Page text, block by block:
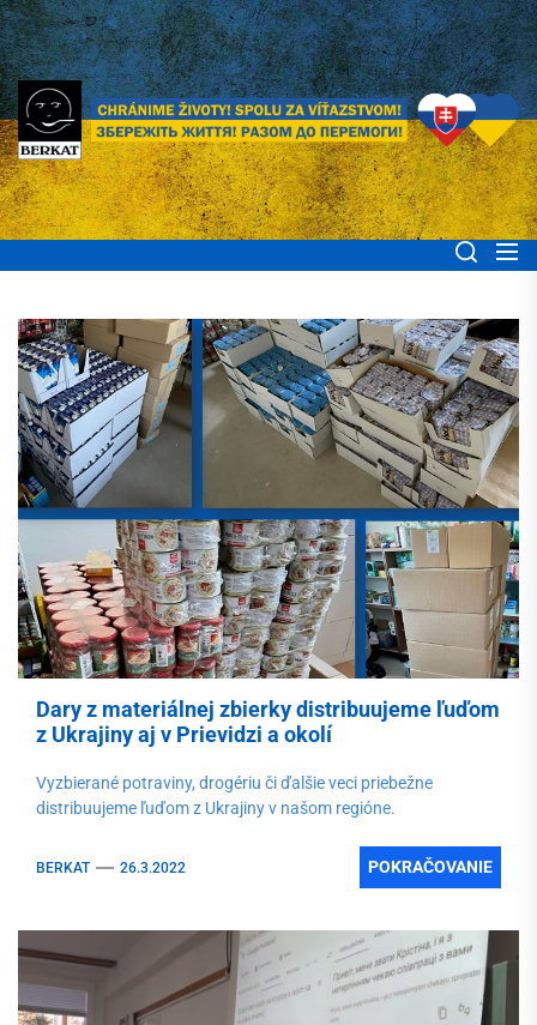
Skip
to
the
content
BERKAT Spoločne
pomáhame ľuďom
Ukrajiny
Chránime životy! Spolu za víťazstvom! Збережіть життя! Разом до
перемоги!
Dary z materiálnej zbierky distribuujeme ľuďom
z Ukrajiny aj v Prievidzi a okolí
Vyzbierané potraviny, drogériu či ďalšie veci priebežne
distribuujeme ľuďom z Ukrajiny v našom regióne.
BERKAT 26.3.2022 POKRAČOVANIE